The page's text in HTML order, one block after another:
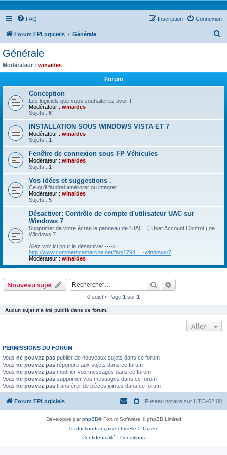
FAQ Connexion
Inscription
Forum FPLogiciels Générale
h
Générale
Modérateur : winaides
Forum
Conception
Les logiciels que vous souhaiteriez avoir !
Modérateur : winaides
Sujets : 6
INSTALLATION SOUS WINDOWS VISTA ET 7
Modérateur : winaides
Sujets : 1
Fenêtre de connexion sous FP Véhicules
Modérateur : winaides
Sujets : 1
Vos idées et suggestions .
Ce qu'il faudrai améliorer ou intégrer.
Modérateur : winaides
Sujets : 5
Désactiver: Contrôle de compte d'utilisateur UAC sur
Windows 7
Supprimer de votre écran le panneau de l'UAC ! ( User Account Control ) de
Windows 7
Allez voir ici pour le désactiver ---->
http://www.commentcamarche.net/faq/1794 ... -windows-7
Modérateur : winaides
Nouveau sujet Rechercher
0 sujet • Page 1 sur 1
Aucun sujet n’a été publié dans ce forum.
Aller
PERMISSIONS DU FORUM
Vous ne pouvez pas publier de nouveaux sujets dans ce forum
Vous ne pouvez pas répondre aux sujets dans ce forum
Vous ne pouvez pas modifier vos messages dans ce forum
Vous ne pouvez pas supprimer vos messages dans ce forum
Vous ne pouvez pas transférer de pièces jointes dans ce forum
Forum FPLogiciels Fuseau horaire sur UTC+02:00
Développé parphpBB® Forum Software © phpBB Limited
Traduction française officielle ©Qiaeru
Confidentialité | Conditions